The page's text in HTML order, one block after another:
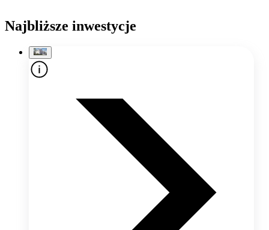
Najbliższe inwestycje